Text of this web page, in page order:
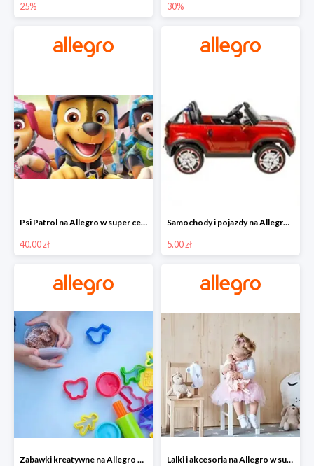
25% 30%
Psi Patrol na Allegro w super cenach od 40 zł
40.00 zł
Samochody i pojazdy na Allegro w super cenach od 5 zł
5.00 zł
Zabawki kreatywne na Allegro w super cenach od 5 zł Lalki i akcesoria na Allegro w super cenach od 10 zł